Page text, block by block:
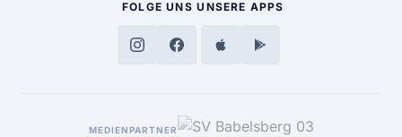
FOLGE UNS UNSERE APPS
MEDIENPARTNER